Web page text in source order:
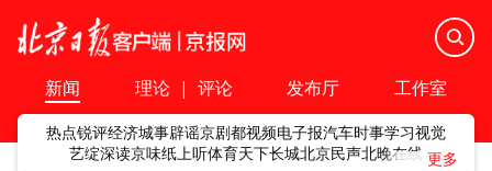
新闻 理论 | 评论 发布厅 工作室
热点锐评经济城事辟谣京剧都视频电子报汽车时事学习视觉
艺绽深读京味纸上听体育天下长城北京民声北晚在线